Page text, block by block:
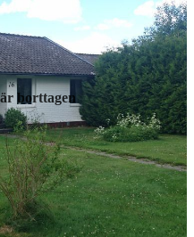
borttagen